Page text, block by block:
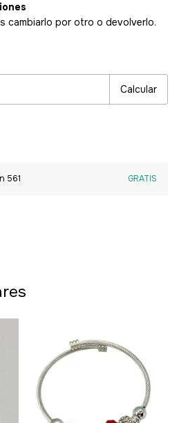
cambiarlo por otro o devolverlo.
Calcular
561 GRATIS